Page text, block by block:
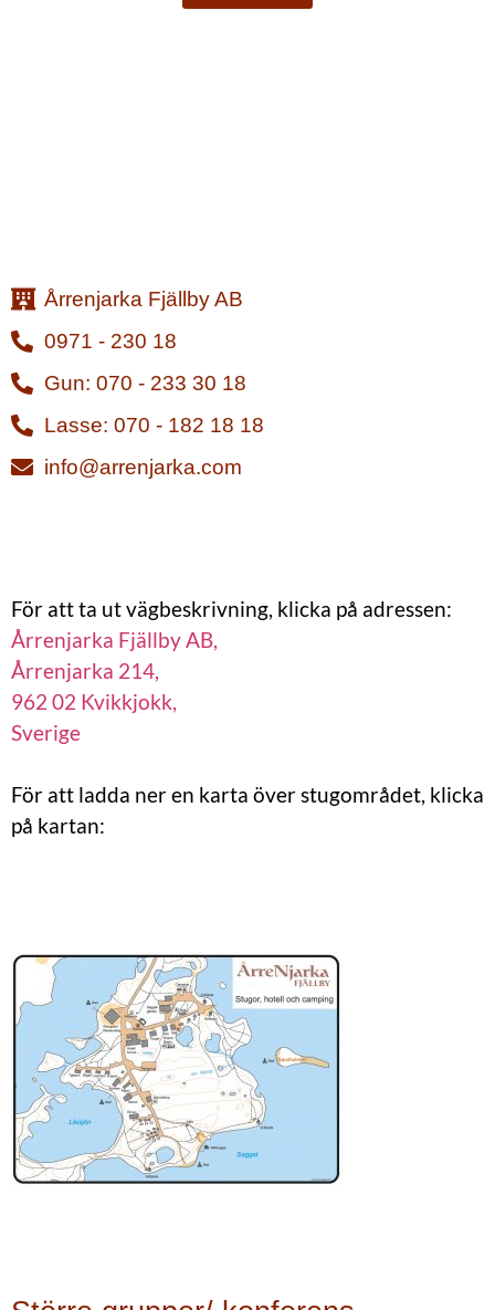
Årrenjarka Fjällby AB
0971 - 230 18
Gun: 070 - 233 30 18
Lasse: 070 - 182 18 18
info@arrenjarka.com
För att ta ut vägbeskrivning, klicka på adressen:
Årrenjarka Fjällby AB,
Årrenjarka 214,
962 02 Kvikkjokk,
Sverige
För att ladda ner en karta över stugområdet, klicka
på kartan: